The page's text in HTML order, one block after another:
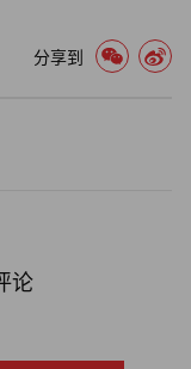
分享到
论